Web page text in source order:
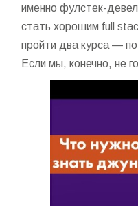
именно фулстек-
стать хорошим full
пройти два курса —
Если мы, конечно, не